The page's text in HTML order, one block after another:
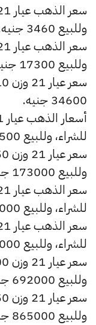
وللبيع 3460 جنيه.
وللبيع 17300 جنيه.
34600 جنيه.
للشراء، وللبيع 86500 جنيه.
وللبيع 173000 جنيه.
للشراء، وللبيع 346000 جنيه.
للشراء، وللبيع 519000 جنيه.
وللبيع 692000 جنيه.
وللبيع 865000 جنيه.